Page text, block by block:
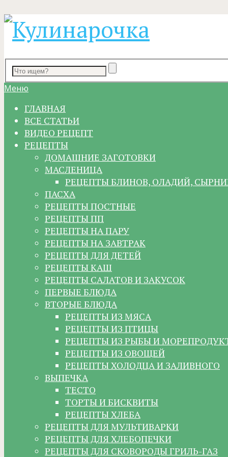
Меню
ГЛАВНАЯ
ВСЕ СТАТЬИ
ВИДЕО РЕЦЕПТ
РЕЦЕПТЫ
ДОМАШНИЕ ЗАГОТОВКИ
МАСЛЕНИЦА
РЕЦЕПТЫ БЛИНОВ, ОЛАДИЙ,
ПАСХА
РЕЦЕПТЫ ПОСТНЫЕ
РЕЦЕПТЫ ПП
РЕЦЕПТЫ НА ПАРУ
РЕЦЕПТЫ НА ЗАВТРАК
РЕЦЕПТЫ ДЛЯ ДЕТЕЙ
РЕЦЕПТЫ КАШ
РЕЦЕПТЫ САЛАТОВ И ЗАКУСОК
ПЕРВЫЕ БЛЮДА
ВТОРЫЕ БЛЮДА
РЕЦЕПТЫ ИЗ МЯСА
РЕЦЕПТЫ ИЗ ПТИЦЫ
РЕЦЕПТЫ ИЗ РЫБЫ И
РЕЦЕПТЫ ИЗ ОВОЩЕЙ
РЕЦЕПТЫ ХОЛОДЦА И ЗАЛИВНОГО
ВЫПЕЧКА
ТЕСТО
ТОРТЫ И БИСКВИТЫ
РЕЦЕПТЫ ХЛЕБА
РЕЦЕПТЫ ДЛЯ МУЛЬТИВАРКИ
РЕЦЕПТЫ ДЛЯ ХЛЕБОПЕЧКИ
РЕЦЕПТЫ ДЛЯ СКОВОРОДЫ ГРИЛЬ-ГАЗ